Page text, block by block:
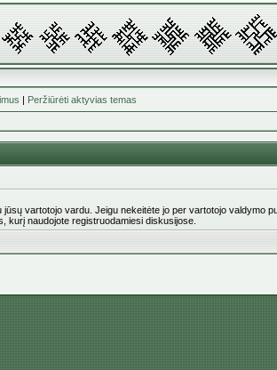
| Peržiūrėti aktyvias temas
vartotojo vardu. Jeigu nekeitėte jo per vartotojo valdymo
kurį naudojote registruodamiesi diskusijose.